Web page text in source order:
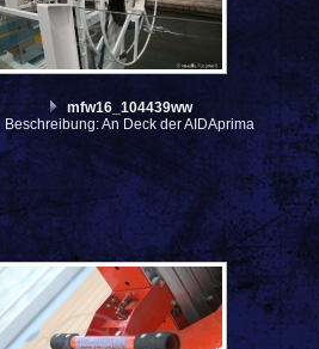
mfw16_104439ww
Beschreibung: An Deck der AIDAprima